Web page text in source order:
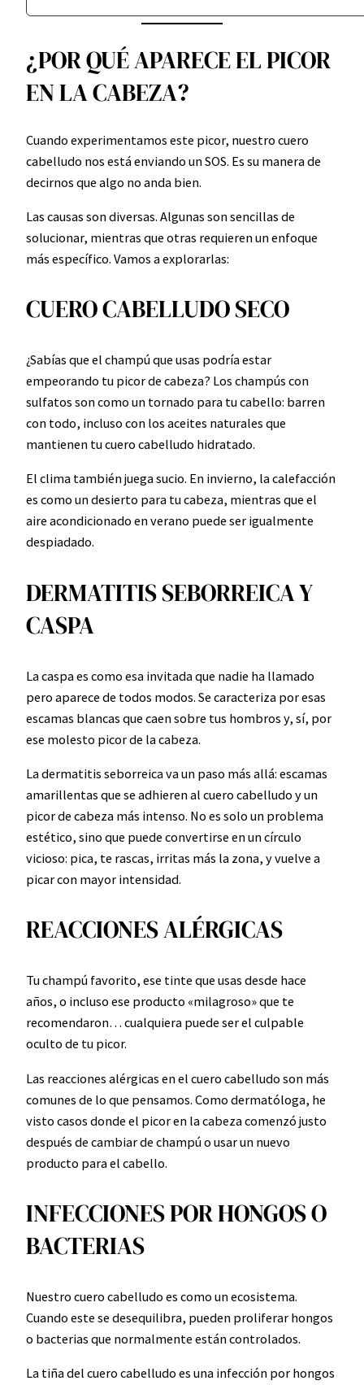
¿POR QUÉ APARECE EL PICOR
EN LA CABEZA?
Cuando experimentamos este picor, nuestro cuero
cabelludo nos está enviando un SOS. Es su manera de
decirnos que algo no anda bien.
Las causas son diversas. Algunas son sencillas de
solucionar, mientras que otras requieren un enfoque
más específico. Vamos a explorarlas:
CUERO CABELLUDO SECO
¿Sabías que el champú que usas podría estar
empeorando tu picor de cabeza? Los champús con
sulfatos son como un tornado para tu cabello: barren
con todo, incluso con los aceites naturales que
mantienen tu cuero cabelludo hidratado.
El clima también juega sucio. En invierno, la calefacción
es como un desierto para tu cabeza, mientras que el
aire acondicionado en verano puede ser igualmente
despiadado.
DERMATITIS SEBORREICA Y
CASPA
La caspa es como esa invitada que nadie ha llamado
pero aparece de todos modos. Se caracteriza por esas
escamas blancas que caen sobre tus hombros y, sí, por
ese molesto picor de la cabeza.
La dermatitis seborreica va un paso más allá: escamas
amarillentas que se adhieren al cuero cabelludo y un
picor de cabeza más intenso. No es solo un problema
estético, sino que puede convertirse en un círculo
vicioso: pica, te rascas, irritas más la zona, y vuelve a
picar con mayor intensidad.
REACCIONES ALÉRGICAS
Tu champú favorito, ese tinte que usas desde hace
años, o incluso ese producto «milagroso» que te
recomendaron… cualquiera puede ser el culpable
oculto de tu picor.
Las reacciones alérgicas en el cuero cabelludo son más
comunes de lo que pensamos. Como dermatóloga, he
visto casos donde el picor en la cabeza comenzó justo
después de cambiar de champú o usar un nuevo
producto para el cabello.
INFECCIONES POR HONGOS O
BACTERIAS
Nuestro cuero cabelludo es como un ecosistema.
Cuando este se desequilibra, pueden proliferar hongos
o bacterias que normalmente están controlados.
La tiña del cuero cabelludo es una infección por hongos